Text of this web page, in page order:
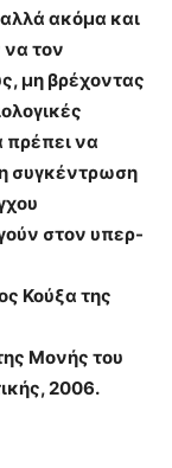
ακόμα και
τον
μη βρέχοντας
πρέπει να
συγκέντρωση
στον υπερ-
Κούξα της
Μονής του
2006.